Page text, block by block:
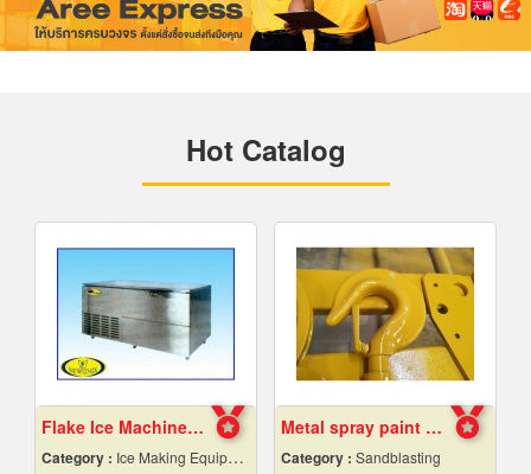
Hot Catalog
Flake Ice Machine Chiang Mai
Category : Ice Making Equipment & Machines
Metal spray paint Chonburi
Category : Sandblasting